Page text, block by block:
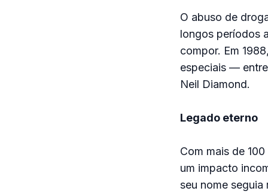
O abuso de
longos períodos
compor. Em
especiais —
Neil Diamond.
Legado eterno
Com mais de
um impacto
seu nome